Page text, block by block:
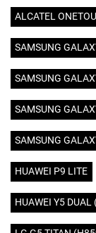
ALCATEL
SAMSUNG
SAMSUNG
SAMSUNG
SAMSUNG
HUAWEI P9 LITE
HUAWEI Y5 DUAL